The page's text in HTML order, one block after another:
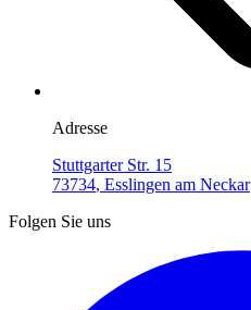
Adresse
Stuttgarter Str. 15
73734, Esslingen am Neckar
Folgen Sie uns